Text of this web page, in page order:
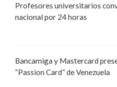
Profesores universitarios
nacional por 24 horas
Bancamiga y Mastercard
“Passion Card” de Venezuela